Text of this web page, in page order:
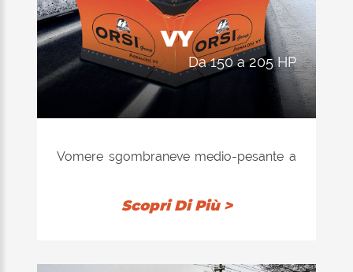
VY
da 150 a 205 HP
Vomere sgombraneve medio-pesante a
acciaio, adatto per luoghi ad alto
neve
Scopri Di Più >